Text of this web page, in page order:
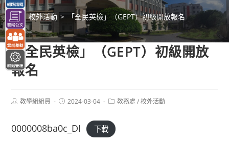
> 校外活動 > 「全民英檢」（GEPT）初級開放報名
「全民英檢」（GEPT）初級開放
報名
Post教學組組員
Post2024-03-04
Post教務處 / 校外活動
0000008ba0c_DI 下載